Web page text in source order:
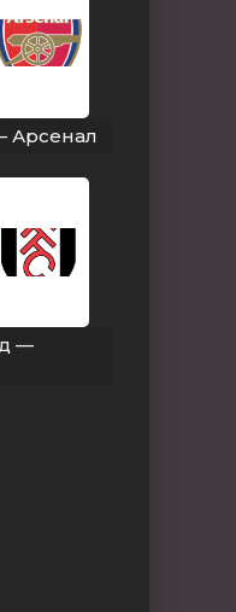
Арсенал
—